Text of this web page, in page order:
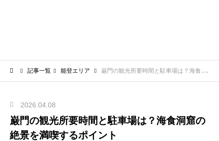
記事一覧 能登エリア 巌門の観光所要時間と駐車場は？海食洞窟の絶景を満喫するポイント
2026.04.08
巌門の観光所要時間と駐車場は？海食洞窟の
絶景を満喫するポイント